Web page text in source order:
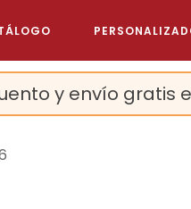
y envío gratis